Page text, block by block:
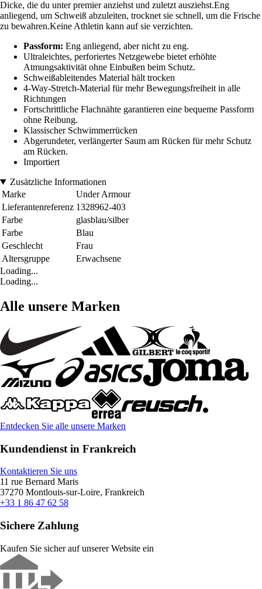
Dicke, die du unter premier anziehst und zuletzt ausziehst.Eng
anliegend, um Schweiß abzuleiten, trocknet sie schnell, um die Frische
zu bewahren.Keine Athletin kann auf sie verzichten.
Passform: Eng anliegend, aber nicht zu eng.
Ultraleichtes, perforiertes Netzgewebe bietet erhöhte
Atmungsaktivität ohne Einbußen beim Schutz.
Schweißableitendes Material hält trocken
4-Way-Stretch-Material für mehr Bewegungsfreiheit in alle
Richtungen
Fortschrittliche Flachnähte garantieren eine bequeme Passform
ohne Reibung.
Klassischer Schwimmerrücken
Abgerundeter, verlängerter Saum am Rücken für mehr Schutz
am Rücken.
Importiert
Zusätzliche Informationen
Marke
Under Armour
Lieferantenreferenz 1328962-403
Farbe
glasblau/silber
Farbe
Blau
Geschlecht
Frau
Altersgruppe
Erwachsene
Loading...
Loading...
Alle unsere Marken
Entdecken Sie alle unsere Marken
Kundendienst in Frankreich
Kontaktieren Sie uns
11 rue Bernard Maris
37270 Montlouis-sur-Loire, Frankreich
+33 1 86 47 62 58
Sichere Zahlung
Kaufen Sie sicher auf unserer Website ein